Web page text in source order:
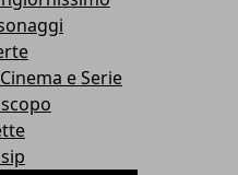
e Serie